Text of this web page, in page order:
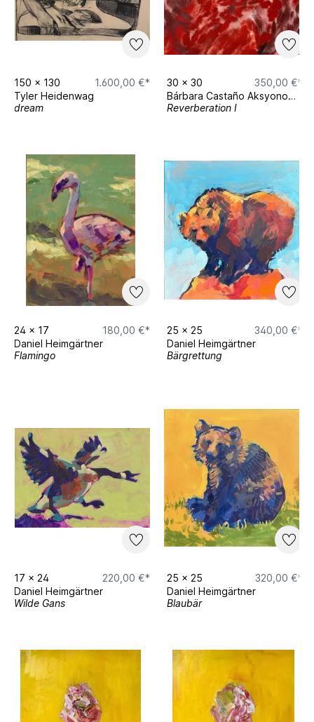
150 x 130
1.600,00 €*
Tyler Heidenwag
dream
30 x 30
350,00 €*
Bárbara Castaño Aksyonova
Reverberation I
24 x 17
180,00 €*
Daniel Heimgärtner
Flamingo
25 x 25
340,00 €*
Daniel Heimgärtner
Bärgrettung
17 x 24
220,00 €*
Daniel Heimgärtner
Wilde Gans
25 x 25
320,00 €*
Daniel Heimgärtner
Blaubär